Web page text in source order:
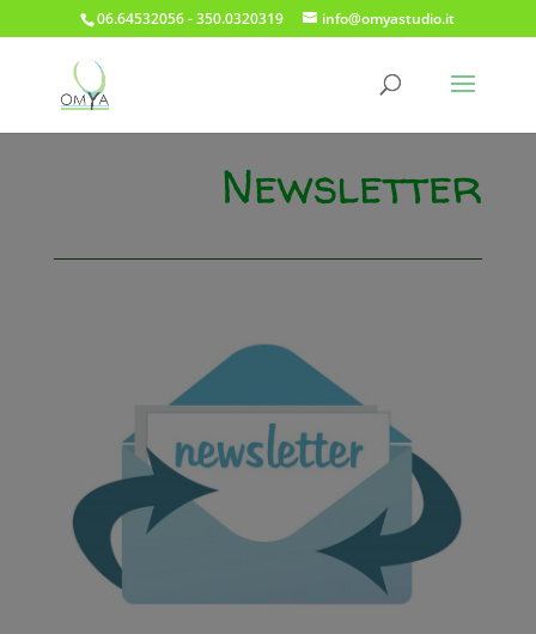
06.64532056 - 350.0320319 info@omyastudio.it
Newsletter